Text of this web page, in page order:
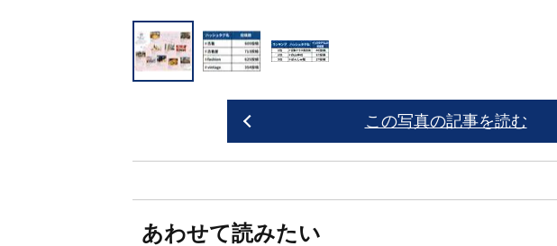
この写真の記事を読む
あわせて読みたい